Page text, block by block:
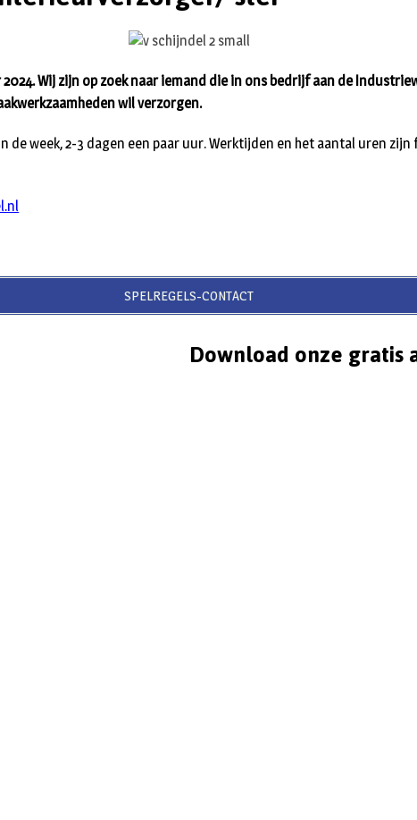
2024. Wij zijn op zoek naar iemand die in ons bedrijf aan de
wil verzorgen.
de week, 2-3 dagen een paar uur. Werktijden en het aantal uren zijn
SPELREGELS-CONTACT
Download onze gratis